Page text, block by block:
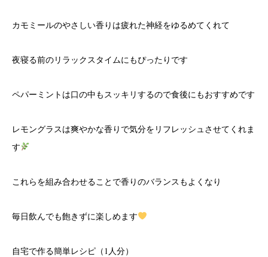
カモミールのやさしい香りは疲れた神経をゆるめてくれて
夜寝る前のリラックスタイムにもぴったりです
ペパーミントは口の中もスッキリするので食後にもおすすめです
レモングラスは爽やかな香りで気分をリフレッシュさせてくれま
す
これらを組み合わせることで香りのバランスもよくなり
毎日飲んでも飽きずに楽しめます
自宅で作る簡単レシピ（1人分）